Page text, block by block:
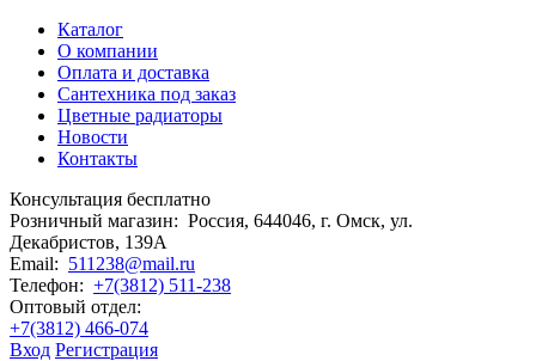
Каталог
О компании
Оплата и доставка
Сантехника под заказ
Цветные радиаторы
Новости
Контакты
Консультация бесплатно
Розничный магазин: Россия, 644046, г. Омск, ул.
Декабристов, 139А
Email: 511238@mail.ru
Телефон: +7(3812) 511-238
Оптовый отдел:
+7(3812) 466-074
Вход Регистрация